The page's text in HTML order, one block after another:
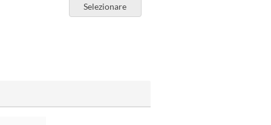
Selezionare